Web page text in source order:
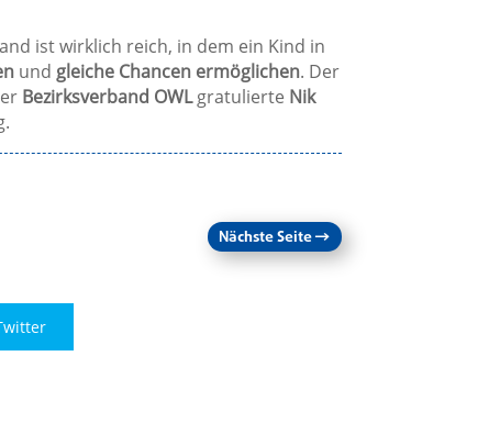
ist wirklich reich, in dem ein Kind in
und gleiche Chancen ermöglichen. Der
Bezirksverband OWLgratulierte Nik
Nächste Seite→